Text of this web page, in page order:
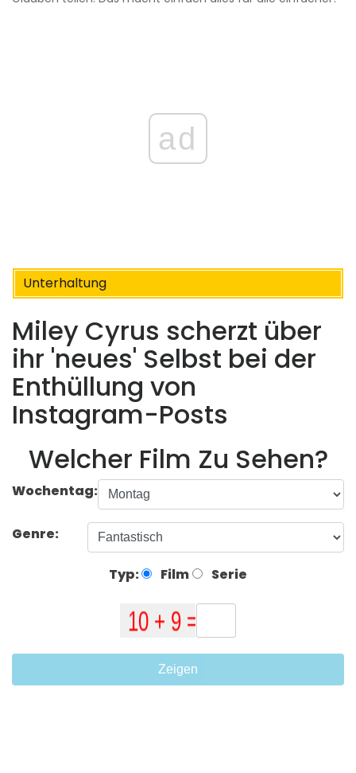
ad
Unterhaltung
Miley Cyrus scherzt über
ihr 'neues' Selbst bei der
Enthüllung von
Instagram-Posts
Welcher Film Zu Sehen?
Wochentag:
Genre:
Typ: Film Serie
Zeigen